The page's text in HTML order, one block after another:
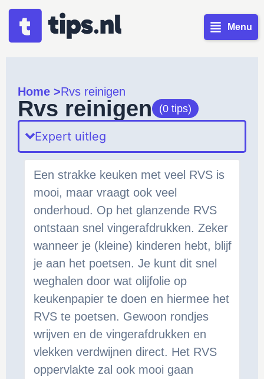
Menu
Home >Rvs reinigen
Rvs reinigen (0 tips)
Expert uitleg
Een strakke keuken met veel RVS is
mooi, maar vraagt ook veel
onderhoud. Op het glanzende RVS
ontstaan snel vingerafdrukken. Zeker
wanneer je (kleine) kinderen hebt, blijf
je aan het poetsen. Je kunt dit snel
weghalen door wat olijfolie op
keukenpapier te doen en hiermee het
RVS te poetsen. Gewoon rondjes
wrijven en de vingerafdrukken en
vlekken verdwijnen direct. Het RVS
oppervlakte zal ook mooi gaan